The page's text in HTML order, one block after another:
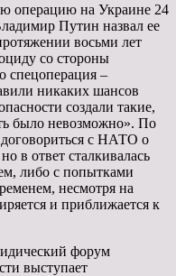
операцию на Украине 24
Путин назвал ее
восьми лет
со стороны
спецоперация –
никаких шансов
создали такие,
было невозможно». По
договориться с НАТО о
в ответ сталкивалась
либо с попытками
несмотря на
и приближается к
форум
выступает